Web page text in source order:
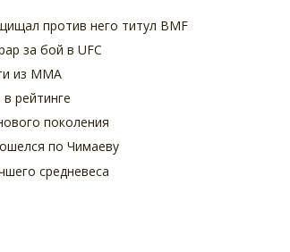
против него титул BMF
за бой в UFC
из ММА
рейтинге
поколения
по Чимаеву
средневеса